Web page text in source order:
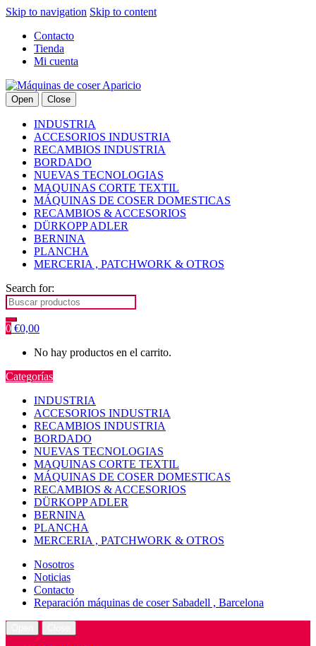
Skip to navigation Skip to content
Contacto
Tienda
Mi cuenta
Open Close
INDUSTRIA
ACCESORIOS INDUSTRIA
RECAMBIOS INDUSTRIA
BORDADO
NUEVAS TECNOLOGIAS
MAQUINAS CORTE TEXTIL
MÁQUINAS DE COSER DOMESTICAS
RECAMBIOS & ACCESORIOS
DÜRKOPP ADLER
BERNINA
PLANCHA
MERCERIA , PATCHWORK & OTROS
Search for:
0 €0,00
No hay productos en el carrito.
Categorías
INDUSTRIA
ACCESORIOS INDUSTRIA
RECAMBIOS INDUSTRIA
BORDADO
NUEVAS TECNOLOGIAS
MAQUINAS CORTE TEXTIL
MÁQUINAS DE COSER DOMESTICAS
RECAMBIOS & ACCESORIOS
DÜRKOPP ADLER
BERNINA
PLANCHA
MERCERIA , PATCHWORK & OTROS
Nosotros
Noticias
Contacto
Reparación máquinas de coser Sabadell , Barcelona